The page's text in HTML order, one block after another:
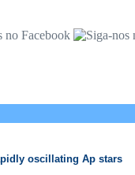
oscillating Ap stars